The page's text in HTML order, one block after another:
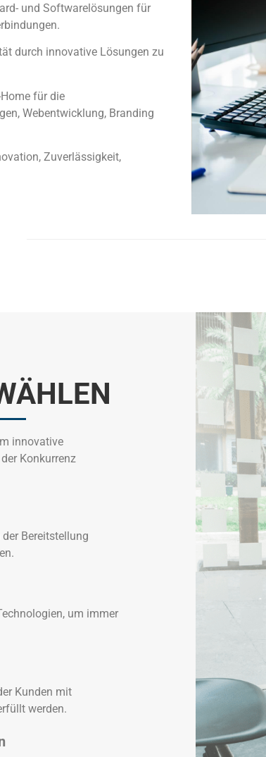
und Softwarelösungen für
durch innovative Lösungen zu
für die
Webentwicklung, Branding
Zuverlässigkeit,
innovative
Konkurrenz
Bereitstellung
um immer
Kunden mit
werden.